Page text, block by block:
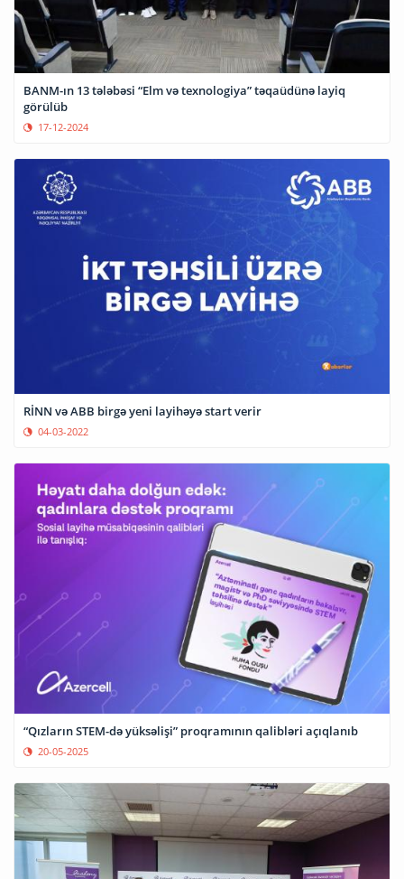
BANM-ın 13 tələbəsi “Elm və texnologiya” təqaüdünə layiq
görülüb
17-12-2024
RİNN və ABB birgə yeni layihəyə start verir
04-03-2022
“Qızların STEM-də yüksəlişi” proqramının qalibləri açıqlanıb
20-05-2025